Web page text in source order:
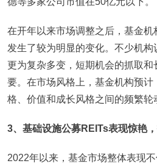
在开年以来市场调整之后，基金机
发生了较为明显的变化。不少机
更为复杂多变，短期机会的抓取
要。在市场风格上，基金机构预
格、价值和成长风格之间的频繁轮
3、基础设施公募REITs表现惊艳
2022年以来，基金市场整体表现